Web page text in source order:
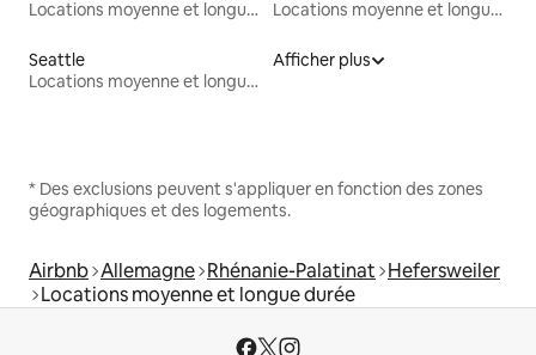
Locations moyenne et longue durée Locations moyenne et longue durée
Seattle
Locations moyenne et longue durée
Afficher plus
* Des exclusions peuvent s'appliquer en fonction des zones
géographiques et des logements.
Airbnb Allemagne Rhénanie-Palatinat Hefersweiler
Locations moyenne et longue durée